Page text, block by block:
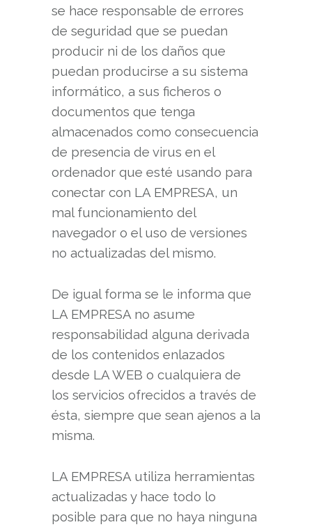
se hace responsable de errores
de seguridad que se puedan
producir ni de los daños que
puedan producirse a su sistema
informático, a sus ficheros o
documentos que tenga
almacenados como consecuencia
de presencia de virus en el
ordenador que esté usando para
conectar con LA EMPRESA, un
mal funcionamiento del
navegador o el uso de versiones
no actualizadas del mismo.
De igual forma se le informa que
LA EMPRESA no asume
responsabilidad alguna derivada
de los contenidos enlazados
desde LA WEB o cualquiera de
los servicios ofrecidos a través de
ésta, siempre que sean ajenos a la
misma.
LA EMPRESA utiliza herramientas
actualizadas y hace todo lo
posible para que no haya ninguna